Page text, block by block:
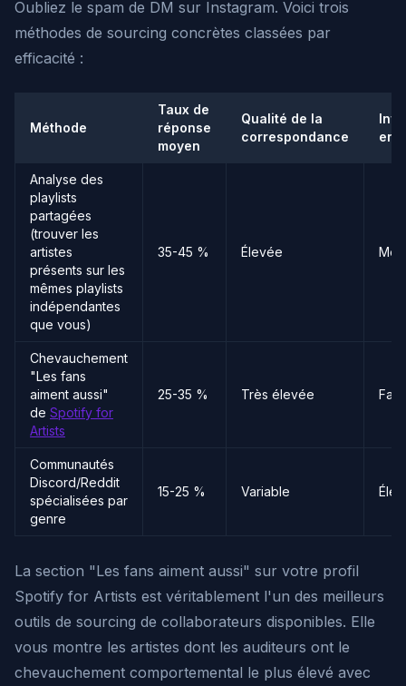
Oubliez le spam de DM sur Instagram. Voici trois
méthodes de sourcing concrètes classées par
efficacité :
Méthode
Taux de
réponse
moyen
Qualité de la
correspondance
en
Analyse des
playlists
partagées
(trouver les
artistes
présents sur les
mêmes playlists
indépendantes
que vous)
35-45 % Élevée
Chevauchement
"Les fans
aiment aussi"
de Spotify for
Artists
25-35 % Très élevée
Communautés
Discord/Reddit
spécialisées par
genre
15-25 % Variable
La section "Les fans aiment aussi" sur votre profil
Spotify for Artists est véritablement l'un des meilleurs
outils de sourcing de collaborateurs disponibles. Elle
vous montre les artistes dont les auditeurs ont le
chevauchement comportemental le plus élevé avec